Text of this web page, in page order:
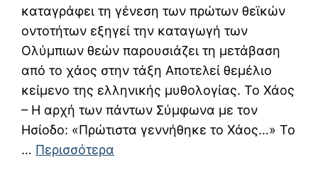
καταγράφει τη γένεση των πρώτων θεϊκών
οντοτήτων εξηγεί την καταγωγή των
Ολύμπιων θεών παρουσιάζει τη μετάβαση
από το χάος στην τάξη Αποτελεί θεμέλιο
κείμενο της ελληνικής μυθολογίας. Το Χάος
– Η αρχή των πάντων Σύμφωνα με τον
Ησίοδο: «Πρώτιστα γεννήθηκε το Χάος…» Το
… Περισσότερα